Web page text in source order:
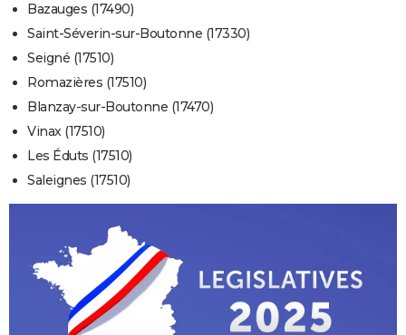
Bazauges (17490)
Saint-Séverin-sur-Boutonne (17330)
Seigné (17510)
Romazières (17510)
Blanzay-sur-Boutonne (17470)
Vinax (17510)
Les Éduts (17510)
Saleignes (17510)